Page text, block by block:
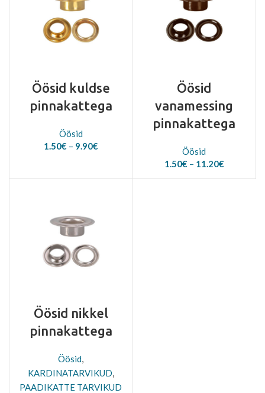
Öösid kuldse
pinnakattega
Öösid
1.50€ – 9.90€Price
through
Öösid
vanamessing
pinnakattega
Öösid
1.50€ – 11.20€Price
Öösid nikkel
pinnakattega
Öösid,
KARDINATARVIKUD,
PAADIKATTE TARVIKUD